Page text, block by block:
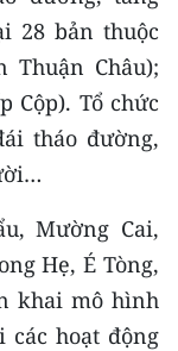
28 bản thuộc
Thuận Châu);
Cộp). Tổ chức
tháo đường,
Mường Cai,
Hẹ, É Tòng,
khai mô hình
hoạt động